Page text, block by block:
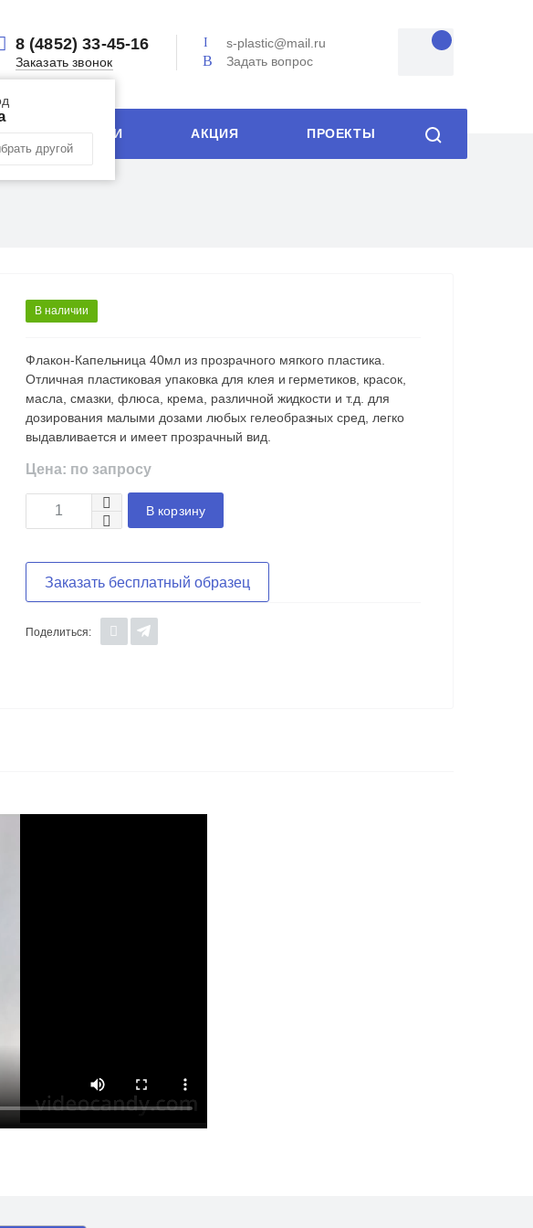
другой
8 (4852) 33-45-16
Заказать звонок
s-plastic@mail.ru
Задать вопрос
ТЕХНОЛОГИИ АКЦИЯ ПРОЕКТЫ
В наличии
Флакон-Капельница 40мл из прозрачного мягкого пластика.
Отличная пластиковая упаковка для клея и герметиков, красок,
масла, смазки, флюса, крема, различной жидкости и т.д. для
дозирования малыми дозами любых гелеобразных сред, легко
выдавливается и имеет прозрачный вид.
Цена: по запросу
В корзину
Заказать бесплатный образец
Поделиться: